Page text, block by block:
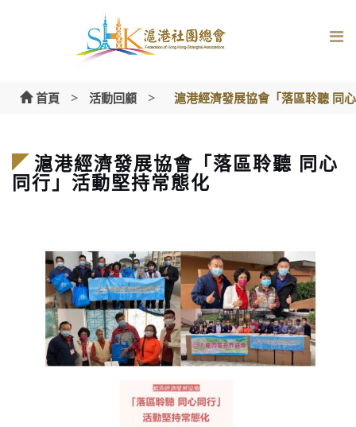
首頁 > 活動回顧 > 滬港經濟發展協會「落區聆聽 同
滬港經濟發展協會「落區聆聽 同心
同行」活動堅持常態化